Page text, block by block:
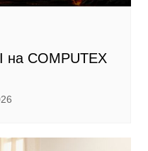
на COMPUTEX